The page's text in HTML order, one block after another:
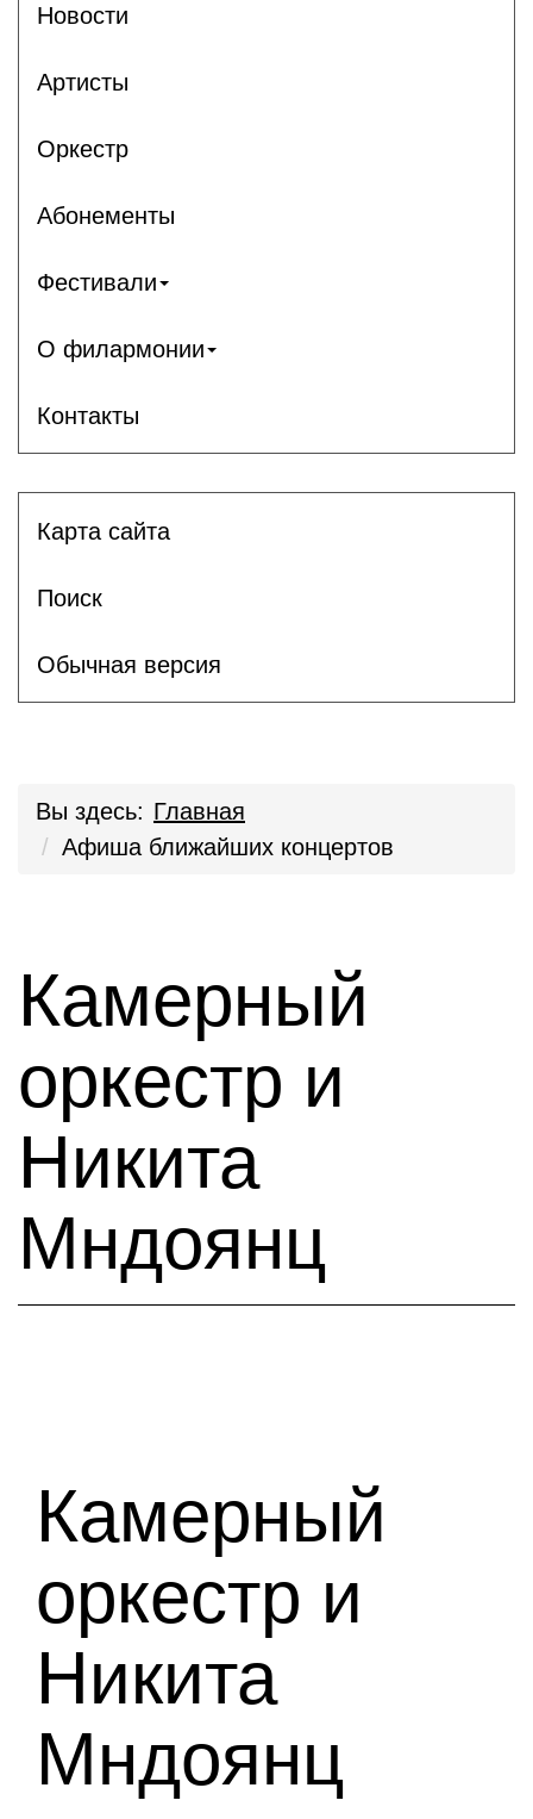
Новости
Артисты
Оркестр
Абонементы
Фестивали
О филармонии
Контакты
Карта сайта
Поиск
Обычная версия
Вы здесь: Главная
Афиша ближайших концертов
Камерный
оркестр и
Никита
Мндоянц
Камерный
оркестр и
Никита
Мндоянц